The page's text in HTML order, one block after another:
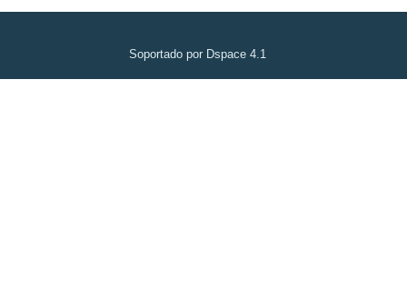
Soportado por Dspace 4.1